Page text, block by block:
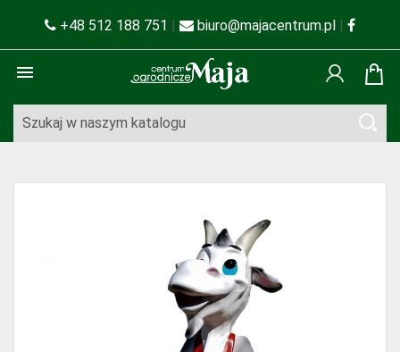
+48 512 188 751 | biuro@majacentrum.pl |
